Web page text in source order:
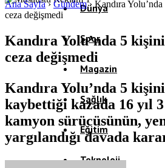
Dünya
Spor
Magazin
Sağlık
Eğitim
Teknoloji
Ana Sayfa› Gündem› Kandıra
ceza değişmedi
Kandıra Yolu’nda 5
ceza değişmedi
Kandıra Yolu’nda 5
kaybettiği kazada 16 yıl
kamyon sürücüsünün,
yargılandığı davada